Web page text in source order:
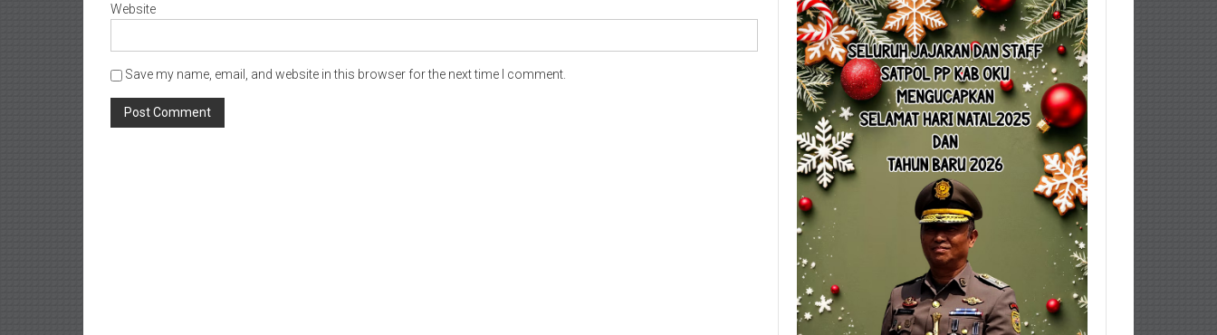
Website
Save my name, email, and website in this browser for the next time I comment.